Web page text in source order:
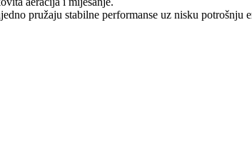
pružaju stabilne performanse uz nisku potrošnju